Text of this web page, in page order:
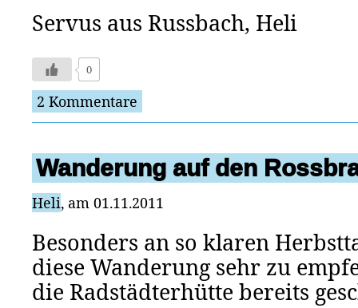
Servus aus Russbach, Heli
0
2 Kommentare
Wanderung auf den
Heli, am 01.11.2011
Besonders an so klaren
diese Wanderung sehr zu
die Radstädterhütte bereits